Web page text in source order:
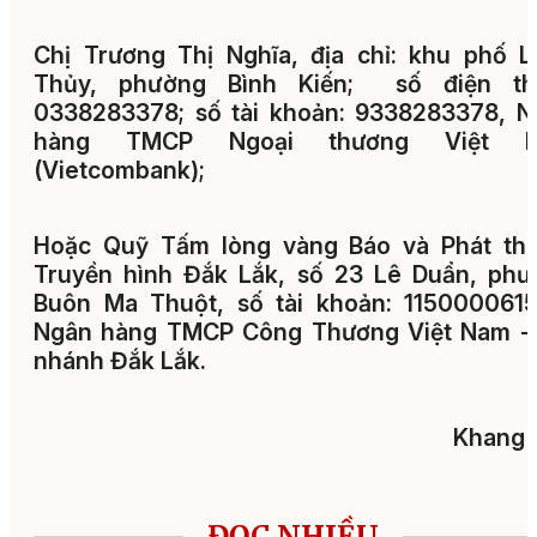
Chị Trương Thị Nghĩa, địa chỉ: khu phố
Thủy, phường Bình Kiến; số điện
0338283378; số tài khoản: 9338283378,
hàng TMCP Ngoại thương Việt
(Vietcombank);
Hoặc Quỹ Tấm lòng vàng Báo và Phát
Truyền hình Đắk Lắk, số 23 Lê Duẩn,
Buôn Ma Thuột, số tài khoản:
Ngân hàng TMCP Công Thương Việt Nam -
nhánh Đắk Lắk.
Khang